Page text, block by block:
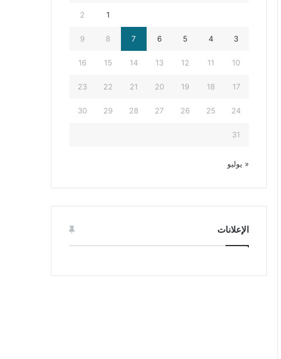
1
2
3
4
5
6
7
8
9
10
11
12
13
14
15
16
17
18
19
20
21
22
23
24
25
26
27
28
29
30
31
« يوليو
الإعلانات